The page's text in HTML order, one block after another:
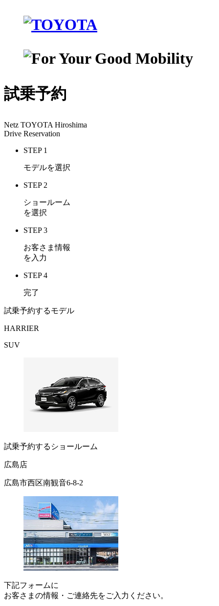
試乗予約
Netz TOYOTA Hiroshima
Drive Reservation
STEP 1
モデルを選択
STEP 2
ショールーム
を選択
STEP 3
お客さま情報
を入力
STEP 4
完了
試乗予約するモデル
HARRIER
SUV
試乗予約するショールーム
広島店
広島市西区南観音6-8-2
下記フォームに
お客さまの情報・ご連絡先をご入力ください。